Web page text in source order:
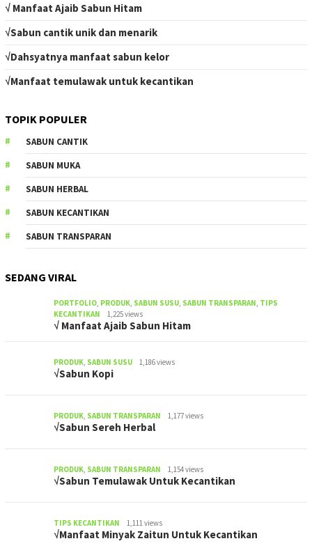
√ Manfaat Ajaib Sabun Hitam
√Sabun cantik unik dan menarik
√Dahsyatnya manfaat sabun kelor
√Manfaat temulawak untuk kecantikan
TOPIK POPULER
SABUN CANTIK
SABUN MUKA
SABUN HERBAL
SABUN KECANTIKAN
SABUN TRANSPARAN
SEDANG VIRAL
PORTFOLIO, PRODUK, SABUN SUSU, SABUN TRANSPARAN, TIPS
KECANTIKAN
1,225 views
√ Manfaat Ajaib Sabun Hitam
PRODUK, SABUN SUSU 1,186 views
√Sabun Kopi
PRODUK, SABUN TRANSPARAN 1,177 views
√Sabun Sereh Herbal
PRODUK, SABUN TRANSPARAN 1,154 views
√Sabun Temulawak Untuk Kecantikan
TIPS KECANTIKAN 1,111 views
√Manfaat Minyak Zaitun Untuk Kecantikan